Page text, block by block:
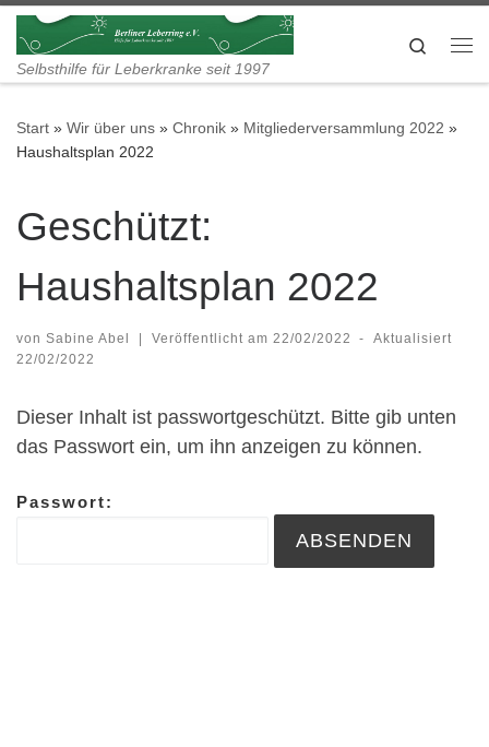
Zum Inhalt springen
Selbsthilfe für Leberkranke seit 1997
Search
Start » Wir über uns » Chronik » Mitgliederversammlung 2022 »
Haushaltsplan 2022
Geschützt:
Haushaltsplan 2022
von Sabine Abel Veröffentlicht am 22/02/2022 -
Aktualisiert
22/02/2022
Dieser Inhalt ist passwortgeschützt. Bitte gib unten
das Passwort ein, um ihn anzeigen zu können.
Passwort: